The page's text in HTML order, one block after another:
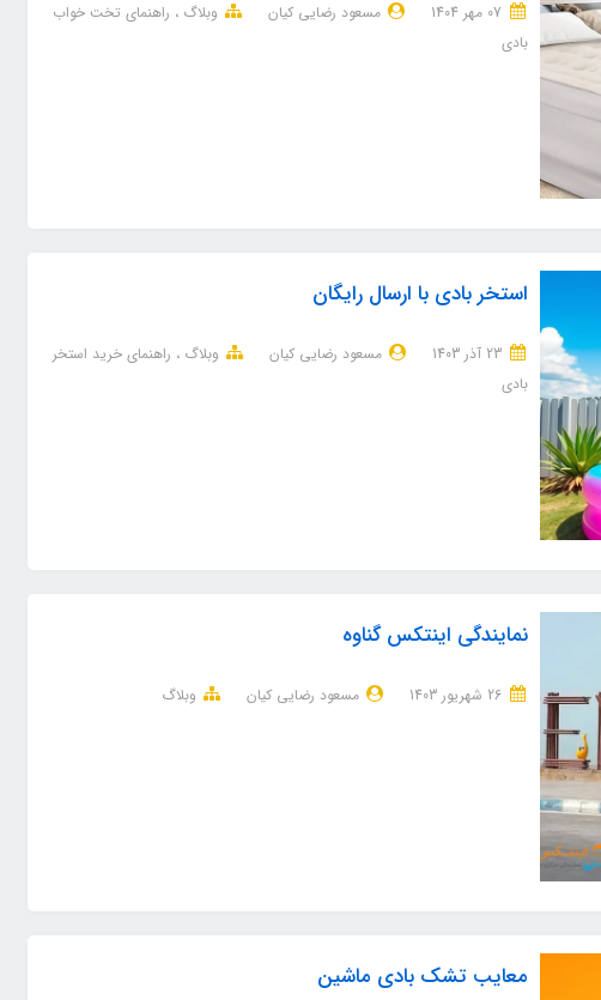
مسعود رضایی کیان وبلاگ
راهنمای تخت خواب
بادی
استخر بادی با ارسال رایگان
مسعود رضایی کیان وبلاگ
راهنمای خرید استخر
بادی
نمایندگی اینتکس گناوه
مسعود رضایی کیان وبلاگ
معایب تشک بادی ماشین